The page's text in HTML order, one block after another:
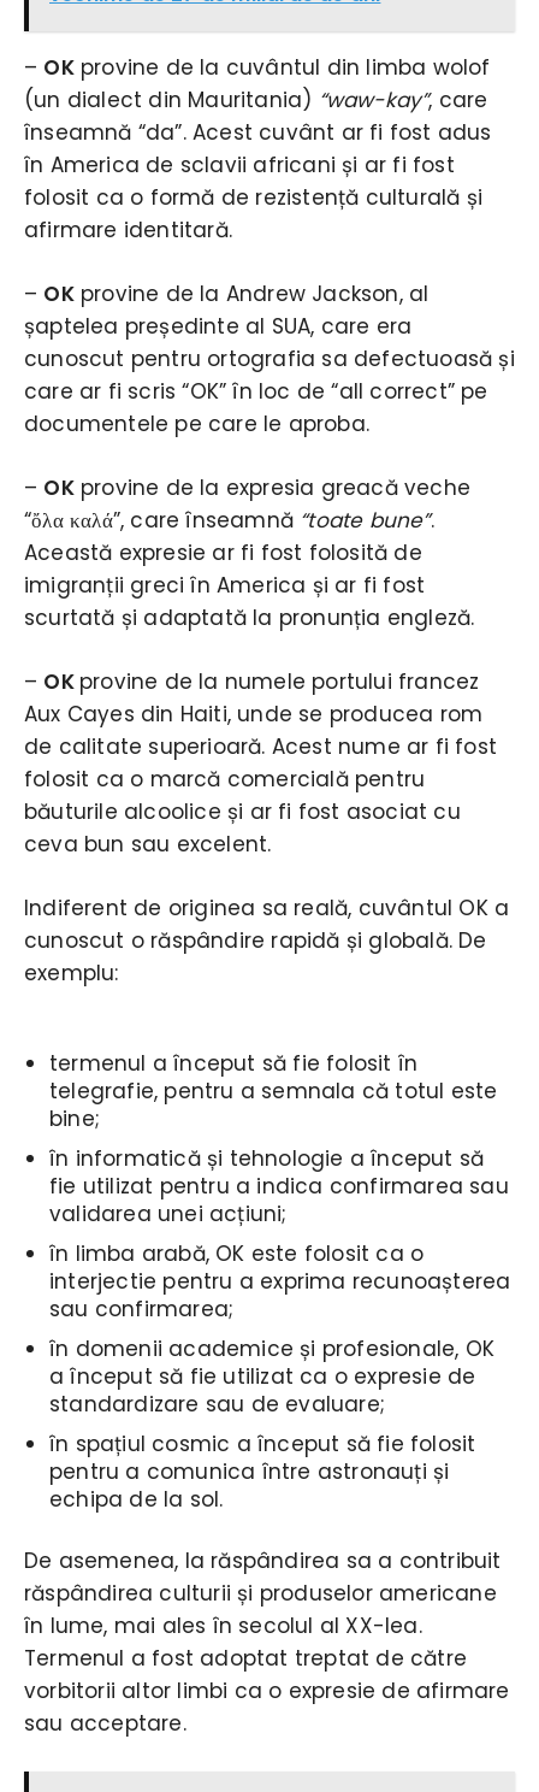
– OKprovine de la cuvântul din limba wolof
(un dialect din Mauritania) “waw-kay”, care
înseamnă “da”. Acest cuvânt ar fi fost adus
în America de sclavii africani și ar fi fost
folosit ca o formă de rezistență culturală și
afirmare identitară.
– OKprovine de la Andrew Jackson, al
șaptelea președinte al SUA, care era
cunoscut pentru ortografia sa defectuoasă și
care ar fi scris “OK” în loc de “all correct” pe
documentele pe care le aproba.
– OKprovine de la expresia greacă veche
“ὄλα καλά”, care înseamnă “toate bune”.
Această expresie ar fi fost folosită de
imigranții greci în America și ar fi fost
scurtată și adaptată la pronunția engleză.
– OK provine de la numele portului francez
Aux Cayes din Haiti, unde se producea rom
de calitate superioară. Acest nume ar fi fost
folosit ca o marcă comercială pentru
băuturile alcoolice și ar fi fost asociat cu
ceva bun sau excelent.
Indiferent de originea sa reală, cuvântul OK a
cunoscut o răspândire rapidă și globală. De
exemplu:
termenul a început să fie folosit în
telegrafie, pentru a semnala că totul este
bine;
în informatică și tehnologie a început să
fie utilizat pentru a indica confirmarea sau
validarea unei acțiuni;
în limba arabă, OK este folosit ca o
interjectie pentru a exprima recunoașterea
sau confirmarea;
în domenii academice și profesionale, OK
a început să fie utilizat ca o expresie de
standardizare sau de evaluare;
în spațiul cosmic a început să fie folosit
pentru a comunica între astronauți și
echipa de la sol.
De asemenea, la răspândirea sa a contribuit
răspândirea culturii și produselor americane
în lume, mai ales în secolul al XX-lea.
Termenul a fost adoptat treptat de către
vorbitorii altor limbi ca o expresie de afirmare
sau acceptare.